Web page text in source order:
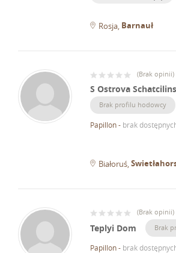
Rosja Barnauł
(Brak opinii)
S Ostrova
Brak profilu hodowcy
Papillon- brak
Białoruś
(Brak opinii)
Teplyi Dom Brak
Papillon- brak